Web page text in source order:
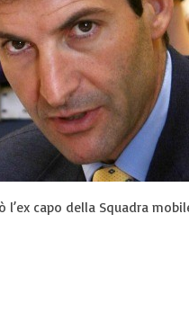
l’ex capo della Squadra